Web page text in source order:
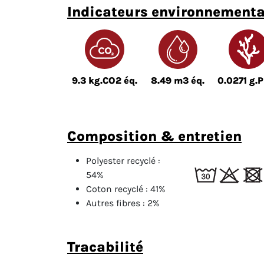
indicateurs
9.3 kg.CO2 éq. 8.49 m3 éq. 0.0271
composition & entretien
Polyester recyclé :
54%
Coton recyclé : 41%
Autres fibres : 2%
tracabilité